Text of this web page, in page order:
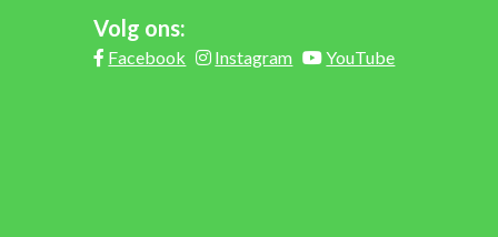
Volg ons:
Facebook Instagram YouTube